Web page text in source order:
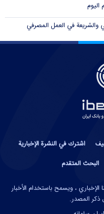
اليوم
والشريعة في العمل المصرفي
اشترك في النشرة الإخبارية
البحث المتقدم
، ويسمح باستخدام الأخبار
المصدر.